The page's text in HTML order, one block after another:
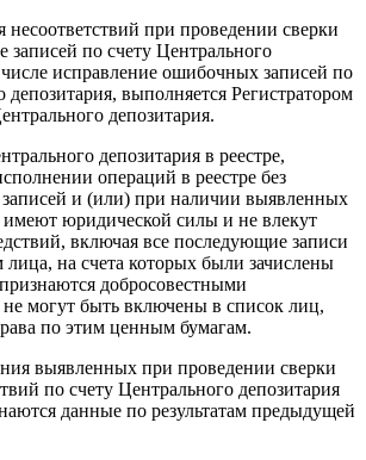
несоответствий при проведении сверки
записей по счету Центрального
исправление ошибочных записей по
депозитария, выполняется Регистратором
депозитария.
депозитария в реестре,
операций в реестре без
записей и (или) при наличии выявленных
имеют юридической силы и не влекут
включая все последующие записи
лица, на счета которых были зачислены
добросовестными
могут быть включены в список лиц,
по этим ценным бумагам.
выявленных при проведении сверки
по счету Центрального депозитария
данные по результатам предыдущей